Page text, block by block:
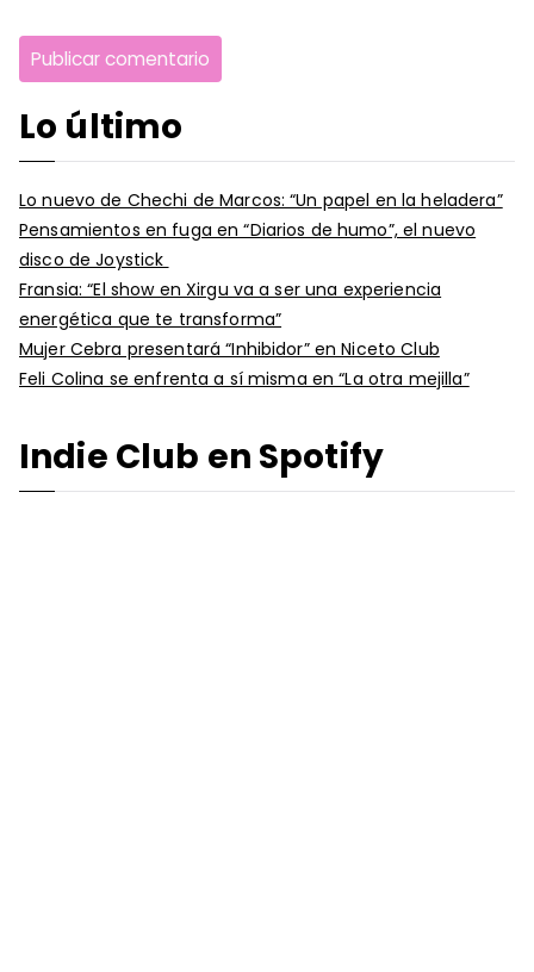
Lo último
Lo nuevo de Chechi de Marcos: “Un papel en la heladera”
Pensamientos en fuga en “Diarios de humo”, el nuevo
disco de Joystick
Fransia: “El show en Xirgu va a ser una experiencia
energética que te transforma”
Mujer Cebra presentará “Inhibidor” en Niceto Club
Feli Colina se enfrenta a sí misma en “La otra mejilla”
Indie Club en Spotify